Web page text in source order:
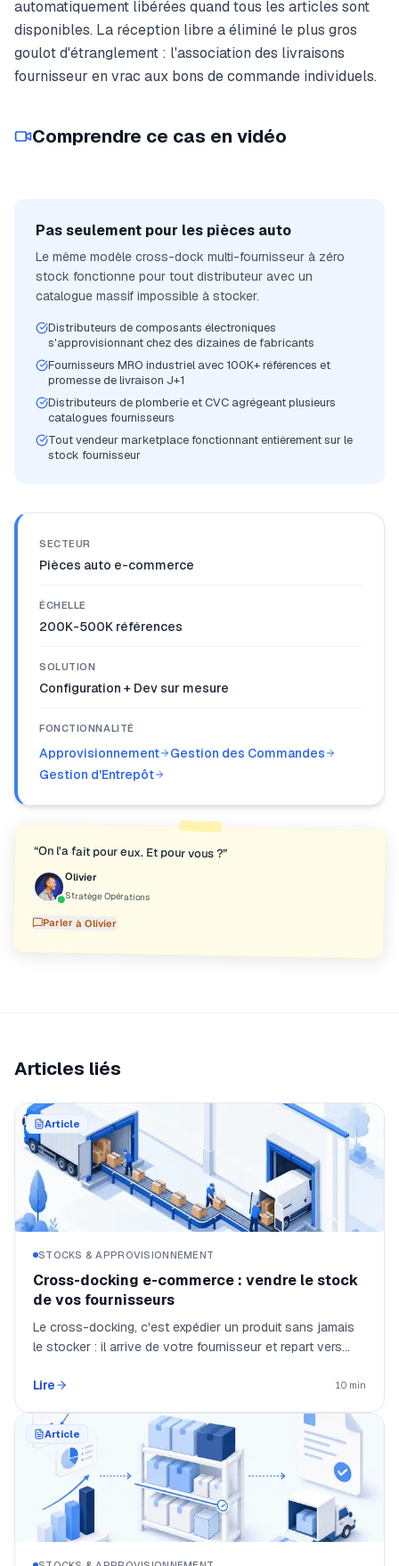
automatiquement libérées quand tous les articles sont
disponibles. La réception libre a éliminé le plus gros
goulot d'étranglement : l'association des livraisons
fournisseur en vrac aux bons de commande individuels.
Comprendre ce cas en vidéo
Pas seulement pour les pièces auto
Le même modèle cross-dock multi-fournisseur à zéro
stock fonctionne pour tout distributeur avec un
catalogue massif impossible à stocker.
Distributeurs de composants électroniques
s'approvisionnant chez des dizaines de fabricants
Fournisseurs MRO industriel avec 100K+ références et
promesse de livraison J+1
Distributeurs de plomberie et CVC agrégeant plusieurs
catalogues fournisseurs
Tout vendeur marketplace fonctionnant entièrement sur le
stock fournisseur
SECTEUR
Pièces auto e-commerce
ÉCHELLE
200K-500K références
SOLUTION
Configuration + Dev sur mesure
FONCTIONNALITÉ
Approvisionnement
Gestion des Commandes
Gestion d'Entrepôt
“On l'a fait pour eux. Et pour vous ?”
Olivier
Stratège Opérations
Parler à Olivier
Articles liés
Article
STOCKS & APPROVISIONNEMENT
Cross-docking e-commerce : vendre le stock
de vos fournisseurs
Le cross-docking, c'est expédier un produit sans jamais
le stocker : il arrive de votre fournisseur et repart vers
entrepôt. Pour un e-commerçant, cela permet de vendre
000 références, sans stock, sans erreur de prix ni de
disponibilité, et d'expédier en minutes.
Lire 10 min
Article